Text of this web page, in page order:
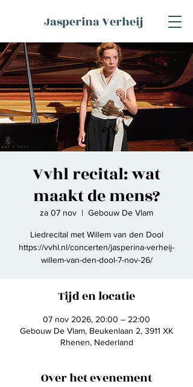
Jasperina Verheij
Vvhl recital: wat
maakt de mens?
za 07 nov
  |
Gebouw De Vlam
Liedrecital met Willem van den Dool
https://vvhl.nl/concerten/jasperina-verheij-
willem-van-den-dool-7-nov-26/
Tijd en locatie
07 nov 2026, 20:00 – 22:00
Gebouw De Vlam, Beukenlaan 2, 3911 XK
Rhenen, Nederland
Over het evenement